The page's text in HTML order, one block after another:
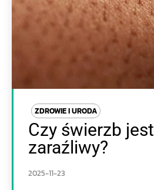
ZDROWIE I URODA
Czy świerzb jest
zaraźliwy?
2025-11-23